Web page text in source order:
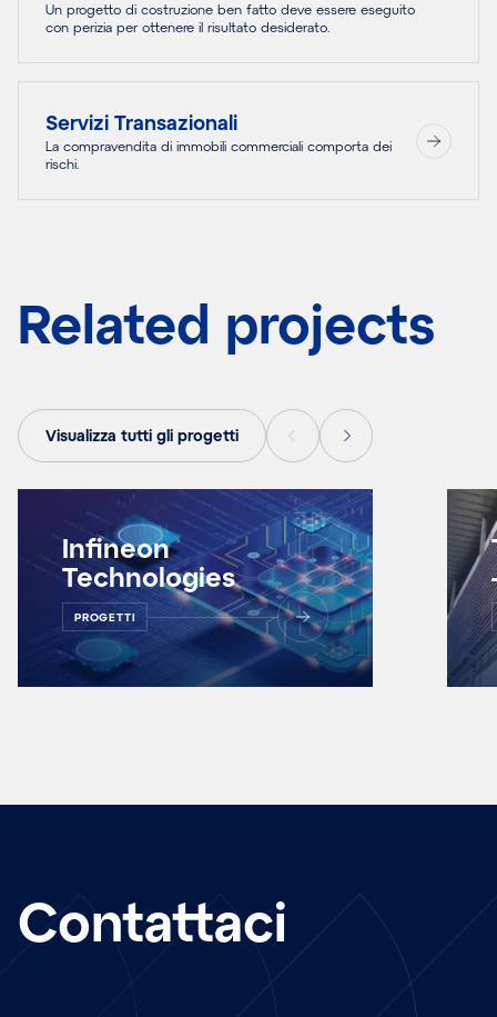
Un progetto di costruzione ben fatto deve essere eseguito
con perizia per ottenere il risultato desiderato.
Servizi Transazionali
La compravendita di immobili commerciali comporta dei
rischi.
Related projects
Visualizza tutti gli progetti
Infineon
Technologies
PROGETTI
Contattaci